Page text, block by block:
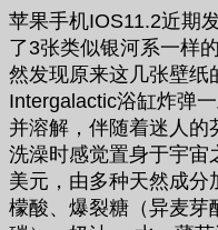
苹果手机IOS11.2近期
了3张类似银河系一样
然发现原来这几张壁纸
Intergalactic浴缸炸弹
并溶解，伴随着迷人的
洗澡时感觉置身于宇宙
美元，由多种天然成
檬酸、爆裂糖（异麦芽